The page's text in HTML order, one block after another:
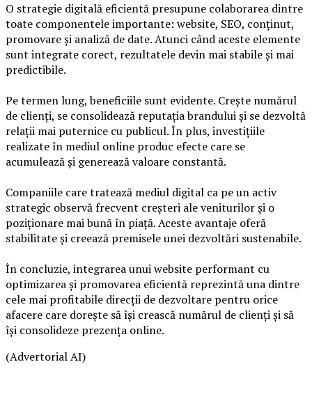
O strategie digitală eficientă presupune colaborarea dintre
toate componentele importante: website, SEO, conținut,
promovare și analiză de date. Atunci când aceste elemente
sunt integrate corect, rezultatele devin mai stabile și mai
predictibile.
Pe termen lung, beneficiile sunt evidente. Crește numărul
de clienți, se consolidează reputația brandului și se dezvoltă
relații mai puternice cu publicul. În plus, investițiile
realizate în mediul online produc efecte care se
acumulează și generează valoare constantă.
Companiile care tratează mediul digital ca pe un activ
strategic observă frecvent creșteri ale veniturilor și o
poziționare mai bună în piață. Aceste avantaje oferă
stabilitate și creează premisele unei dezvoltări sustenabile.
În concluzie, integrarea unui website performant cu
optimizarea și promovarea eficientă reprezintă una dintre
cele mai profitabile direcții de dezvoltare pentru orice
afacere care dorește să își crească numărul de clienți și să
își consolideze prezența online.
(Advertorial AI)